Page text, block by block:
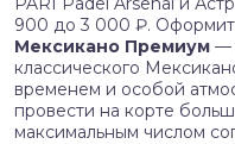
900 до 3 000 ₽.
Мексикано Премиум —
классического
временем и особой
провести на корте
максимальным числом